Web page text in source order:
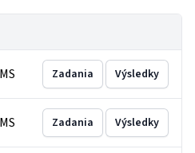
Zadania Výsledky
Zadania Výsledky